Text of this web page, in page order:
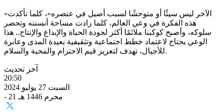
«الآخر ليس سيئًا أو متوحشًا لسبب أصيل في عنصره»، كلما تأكدت
هذه الفكرة في وعي العالم، كلما زادت مساحة أنسنته وتحضر
سلوكه، وأصبح كوكبنا ملائمًا أكثر لجودة الحياة والإبداع والإنتاج.. هذا
الوعي يحتاج لاعتماد خطط اجتماعية وتثقيفية بعيدة المدى وعابرة
للأجيال، تهدف لتعزيز قيم الاحترام والمحبة والسلام.
آخر تحديث
20:50
السبت 27 يوليو 2024
- 21 محرم 1446 هـ